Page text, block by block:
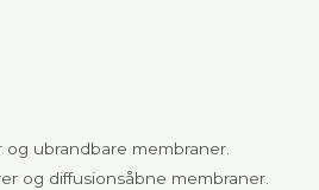
ubrandbare membraner.
og diffusionsåbne membraner.